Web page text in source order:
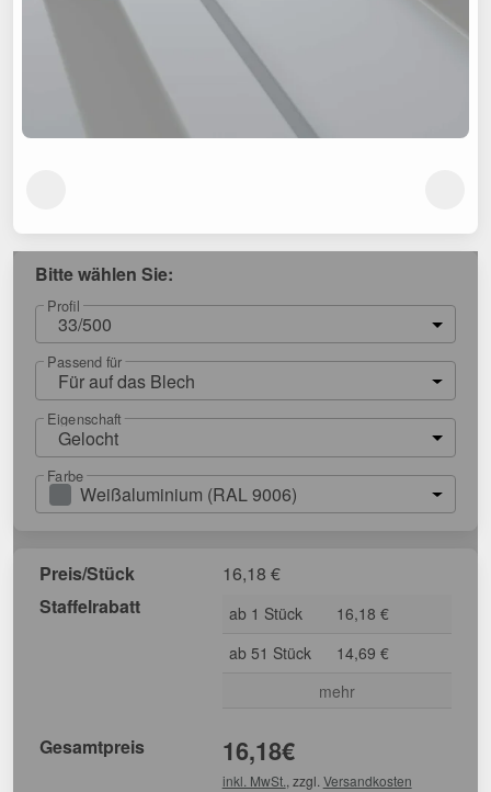
Bitte wählen Sie:
Profil
33/500
Passend für
Für auf das Blech
Eigenschaft
Gelocht
Farbe
Weißaluminium (RAL 9006)
Preis/Stück 16,18 €
Staffelrabatt
ab 1 Stück
16,18 €
ab 51 Stück
14,69 €
mehr
Gesamtpreis 16,18€
inkl. MwSt. , zzgl. Versandkosten